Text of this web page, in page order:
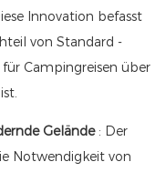
Innovation befasst
von Standard -
Campingreisen über
Gelände : Der
Notwendigkeit von